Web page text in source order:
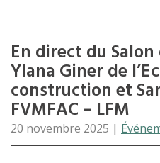
En direct du
Ylana Giner de
construction et
FVMFAC – LFM
20 novembre 2025 |